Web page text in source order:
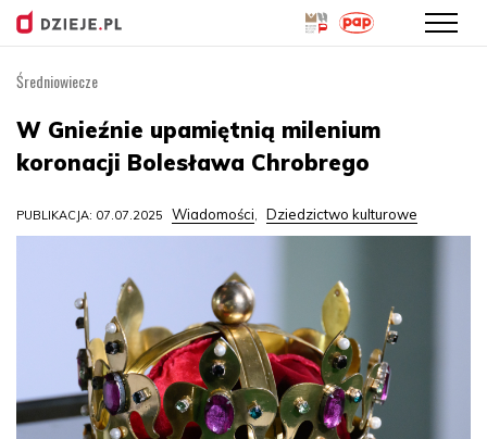
treści
Średniowiecze
W Gnieźnie upamiętnią milenium
koronacji Bolesława Chrobrego
PUBLIKACJA: 07.07.2025 Wiadomości, Dziedzictwo kulturowe